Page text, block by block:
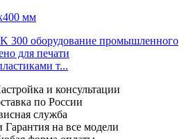
мм
300 оборудование промышленного
для печати
т...
и консультации
по России
служба
Гарантия на все модели